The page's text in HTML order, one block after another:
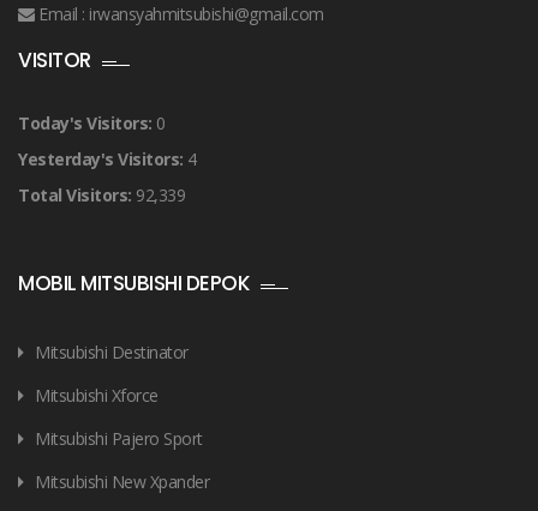
Email : irwansyahmitsubishi@gmail.com
VISITOR
Today's Visitors: 0
Yesterday's Visitors: 4
Total Visitors: 92,339
MOBIL MITSUBISHI DEPOK
Mitsubishi Destinator
Mitsubishi Xforce
Mitsubishi Pajero Sport
Mitsubishi New Xpander